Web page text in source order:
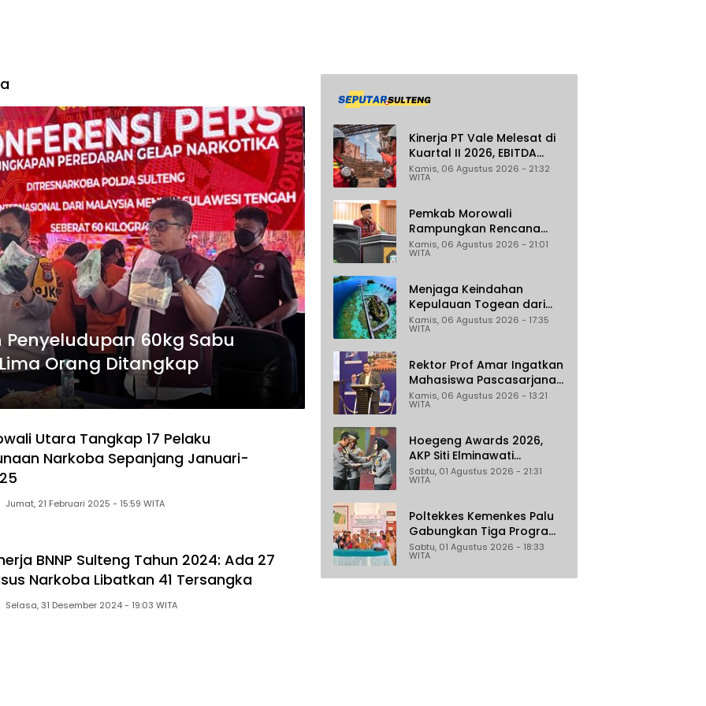
60kg Sabu
Orang Ditangkap
Utara Tangkap 17 Pelaku
Narkoba Sepanjang Januari-
Jumat, 21 Februari 2025 - 15:59 WITA
BNNP Sulteng Tahun 2024: Ada 27
Narkoba Libatkan 41 Tersangka
Selasa, 31 Desember 2024 - 19:03 WITA
Kinerja PT Vale Melesat di
Kuartal II 2026, EBITDA
Tumbuh 45 Persen
Kamis, 06 Agustus 2026 - 21:32
WITA
Pemkab Morowali
Rampungkan Rencana
Induk Iptek, Fokus pada
Riset dan Inovasi Daerah
Kamis, 06 Agustus 2026 - 21:01
WITA
Menjaga Keindahan
Kepulauan Togean dari
Ancaman Illegal Fishing
Kamis, 06 Agustus 2026 - 17:35
WITA
Rektor Prof Amar Ingatkan
Mahasiswa Pascasarjana
Untad Bijak Gunakan Akal
Imitasi
Kamis, 06 Agustus 2026 - 13:21
WITA
Hoegeng Awards 2026,
AKP Siti Elminawati
Dinobatkan sebagai Polisi
Pelindung Perempuan dan
Sabtu, 01 Agustus 2026 - 21:31
WITA
Poltekkes Kemenkes Palu
Gabungkan Tiga Program
Percepat Pencegahan
Stunting di Donggala
Sabtu, 01 Agustus 2026 - 18:33
WITA